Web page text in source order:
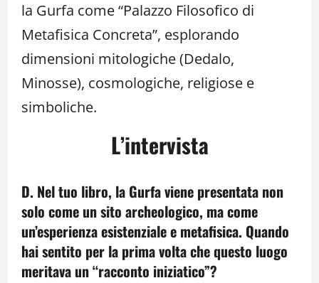
la Gurfa come “Palazzo Filosofico di
Metafisica Concreta”, esplorando
dimensioni mitologiche (Dedalo,
Minosse), cosmologiche, religiose e
simboliche.
L’intervista
D. Nel tuo libro, la Gurfa viene presentata non
solo come un sito archeologico, ma come
un’esperienza esistenziale e metafisica. Quando
hai sentito per la prima volta che questo luogo
meritava un “racconto iniziatico”?